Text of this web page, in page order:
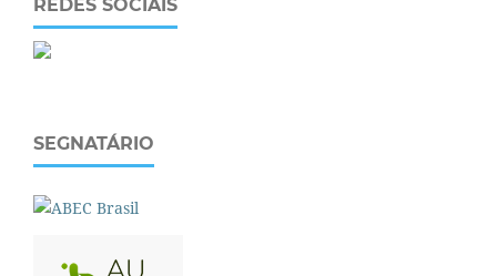
REDES SOCIAIS
SEGNATÁRIO